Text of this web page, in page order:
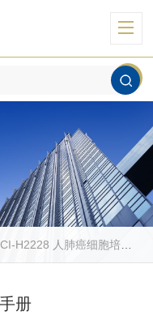
H2228 人肺癌细胞培养手册
册